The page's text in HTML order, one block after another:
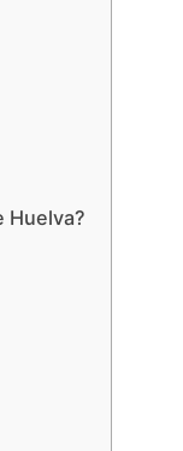
Huelva?